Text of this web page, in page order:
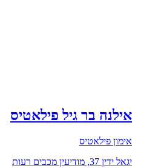
אילנה בר גיל פילאטיס
אימון פילאטיס
יגאל ידין 37, מודיעין מכבים רעות